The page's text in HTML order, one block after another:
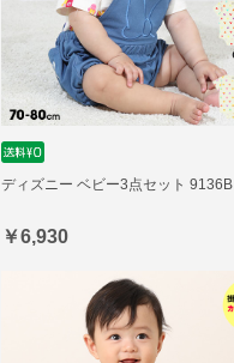
ディズニー ベビー3点セット 9136B
￥6,930